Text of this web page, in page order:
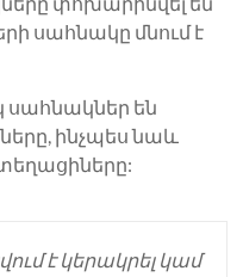
սահնակը մնում է
սահնակներ են
ինչպես նաև
է կերակրել կամ